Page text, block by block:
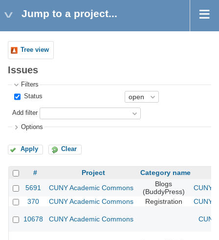
Jump to a project...
Tree view
Issues
Filters
Status
Add filter
Options
Apply Clear
# Project
Category name
5691
CUNY Academic Commons
Blogs
(BuddyPress)
CUNY
370
CUNY Academic Commons Registration CUNY
10678 CUNY Academic Commons